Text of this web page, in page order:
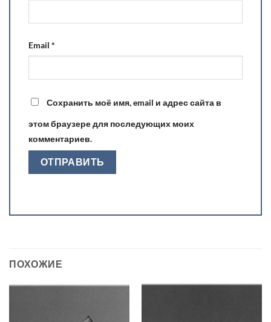
Email *
Сохранить моё имя, email и адрес сайта в
этом браузере для последующих моих
комментариев.
ПОХОЖИЕ